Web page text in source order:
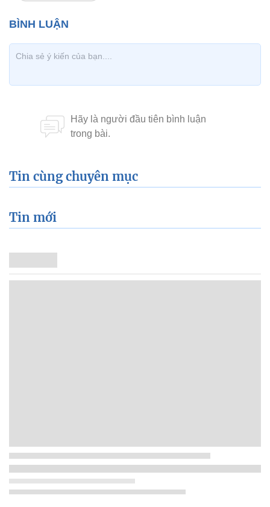
Tin cùng chuyên mục
Tin mới